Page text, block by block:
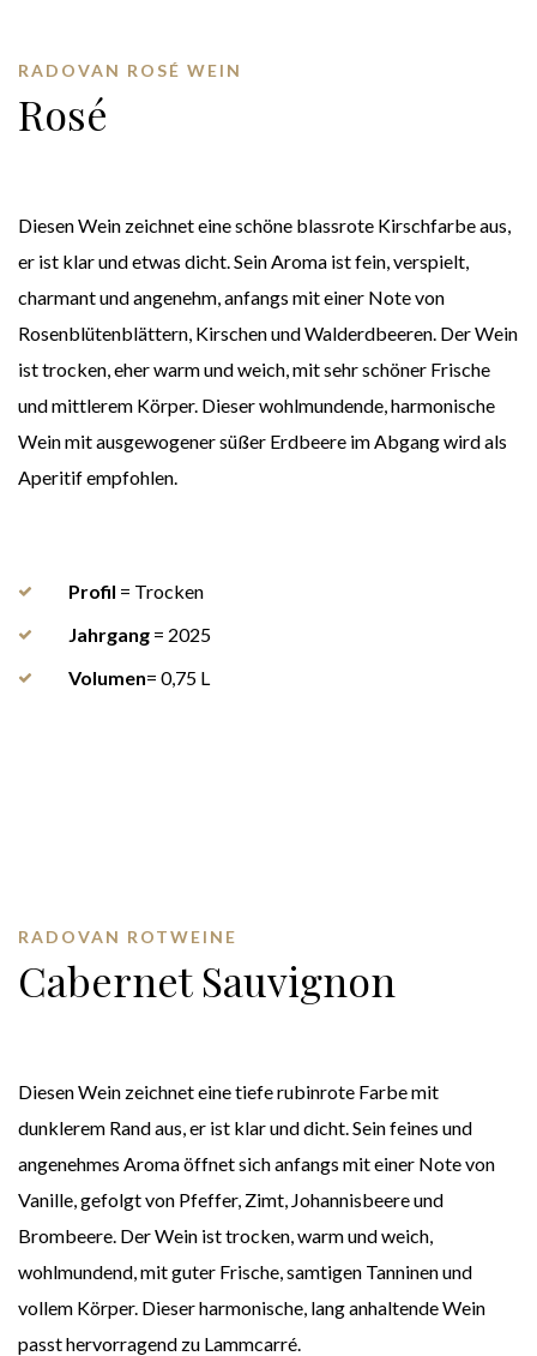
RADOVAN ROSÉ WEIN
Rosé
Diesen Wein zeichnet eine schöne blassrote Kirschfarbe aus,
er ist klar und etwas dicht. Sein Aroma ist fein, verspielt,
charmant und angenehm, anfangs mit einer Note von
Rosenblütenblättern, Kirschen und Walderdbeeren. Der Wein
ist trocken, eher warm und weich, mit sehr schöner Frische
und mittlerem Körper. Dieser wohlmundende, harmonische
Wein mit ausgewogener süßer Erdbeere im Abgang wird als
Aperitif empfohlen.
Profil = Trocken
Jahrgang = 2025
Volumen= 0,75 L
RADOVAN ROTWEINE
Cabernet Sauvignon
Diesen Wein zeichnet eine tiefe rubinrote Farbe mit
dunklerem Rand aus, er ist klar und dicht. Sein feines und
angenehmes Aroma öffnet sich anfangs mit einer Note von
Vanille, gefolgt von Pfeffer, Zimt, Johannisbeere und
Brombeere. Der Wein ist trocken, warm und weich,
wohlmundend, mit guter Frische, samtigen Tanninen und
vollem Körper. Dieser harmonische, lang anhaltende Wein
passt hervorragend zu Lammcarré.